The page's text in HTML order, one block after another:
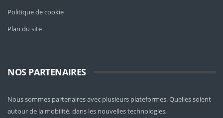
Politique de cookie
Plan du site
NOS PARTENAIRES
Nous sommes partenaires avec plusieurs plateformes. Quelles soient
autour de la mobilité, dans les nouvelles technologies,